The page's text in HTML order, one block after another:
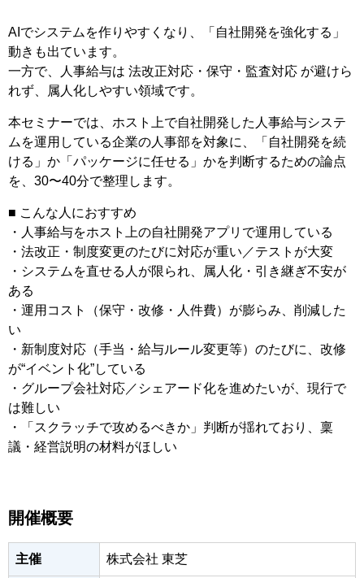
AIでシステムを作りやすくなり、「自社開発を強化する」
動きも出ています。
一方で、人事給与は 法改正対応・保守・監査対応 が避けら
れず、属人化しやすい領域です。
本セミナーでは、ホスト上で自社開発した人事給与システ
ムを運用している企業の人事部を対象に、「自社開発を続
ける」か「パッケージに任せる」かを判断するための論点
を、30〜40分で整理します。
■ こんな人におすすめ
・人事給与をホスト上の自社開発アプリで運用している
・法改正・制度変更のたびに対応が重い／テストが大変
・システムを直せる人が限られ、属人化・引き継ぎ不安が
ある
・運用コスト（保守・改修・人件費）が膨らみ、削減した
い
・新制度対応（手当・給与ルール変更等）のたびに、改修
が“イベント化”している
・グループ会社対応／シェアード化を進めたいが、現行で
は難しい
・「スクラッチで攻めるべきか」判断が揺れており、稟
議・経営説明の材料がほしい
開催概要
主催 株式会社 東芝